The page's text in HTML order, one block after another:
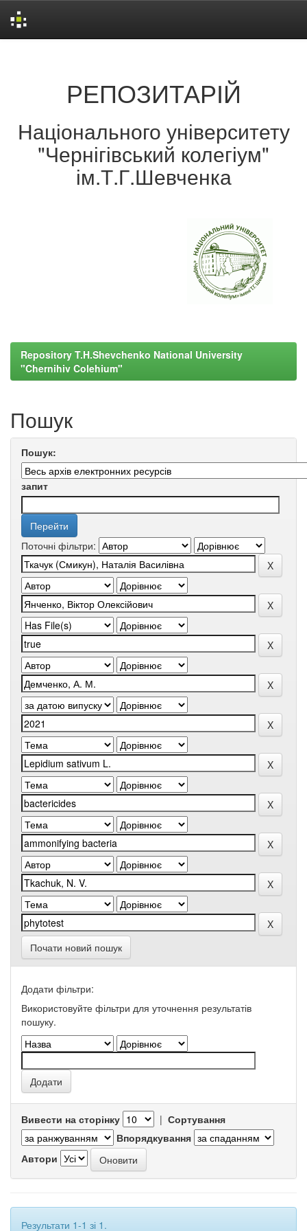
РЕПОЗИТАРІЙ
Національного університету
"Чернігівський колегіум"
ім.Т.Г.Шевченка
Repository T.H.Shevchenko National University
"Chernihiv Colehium"
Пошук
Пошук:
запит
Поточні фільтри:
Почати новий пошук
Додати фільтри:
Використовуйте фільтри для уточнення результатів
пошуку.
Вивести на сторінку | Сортування
Впорядкування
Автори
Результати 1-1 зі 1.